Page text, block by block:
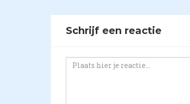
Schrijf een reactie